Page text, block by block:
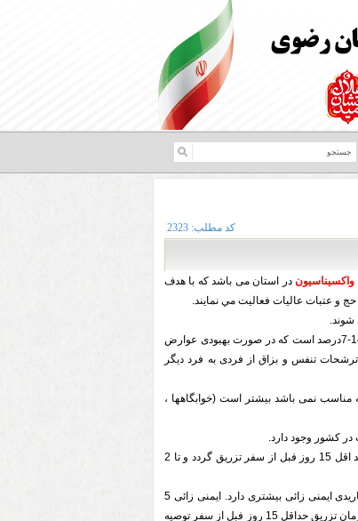
کد مطلب: 2323
در استان می باشد که با هدف
و عتبات عالیات فعاليت مي نمايند.
بیماری مننژیت: یک بیماری تهاجمی با آمار مرگ و میر 14-7درصد است که در صورت بهبودی عوارض
ترشحات تنفس و بزاق از فردی به فرد دیگر
مناسب نمی باشد بیشتر است (خوابگاهها ،
در کشور وجود دارد.
1-واکسن مننژیت پلی ساکاریدی ،این واکسن بایستی حد اقل 15 روز فبل از سفر تزریق گردد و تا 2
2- واکسن مننژیت کنژوگه (منوئو) این واکسن تتراوالان Y ،A C W1 35 است که در مقایسه با واکسن پلی ساکاریدی ایمنی زائی بیشتری دارد. ایمنی زائی 5
سال می باشد و به افرادی که مکرر به مسافرت مبادرت می نمایند توصیه می گردد این واکسن را استفاده نمایند. زمان تزریق حداقل 15 روز فبل از سفر توصیه